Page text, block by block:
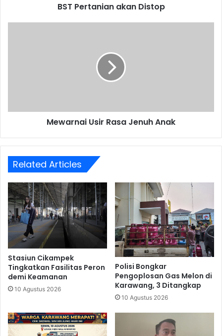
BST Pertanian akan Distop
Mewarnai Usir Rasa Jenuh Anak
Related Articles
Stasiun Cikampek
Tingkatkan Fasilitas Peron
demi Keamanan
10 Agustus 2026
Polisi Bongkar
Pengoplosan Gas Melon di
Karawang, 3 Ditangkap
10 Agustus 2026